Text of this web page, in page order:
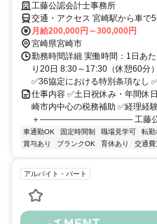
工藤公認会計士事務所
交通・アクセス 宮崎駅から車で
月給200,000円～300,000円
宮崎県宮崎市
勤務時間詳細 実働時間：1日あ
り20日 8:30～17:30（休憩60分
✅36協定における特別条項なし
仕事内容 ✅土日祝休み・年間休
崎市内中心の税務補助 ✅経理経
＋――――――――――― 工藤公認
車通勤OK 固定時間制 職場見学可 転勤
賞与あり
ブランクOK 育休あり 交通費
アルバイト・パート